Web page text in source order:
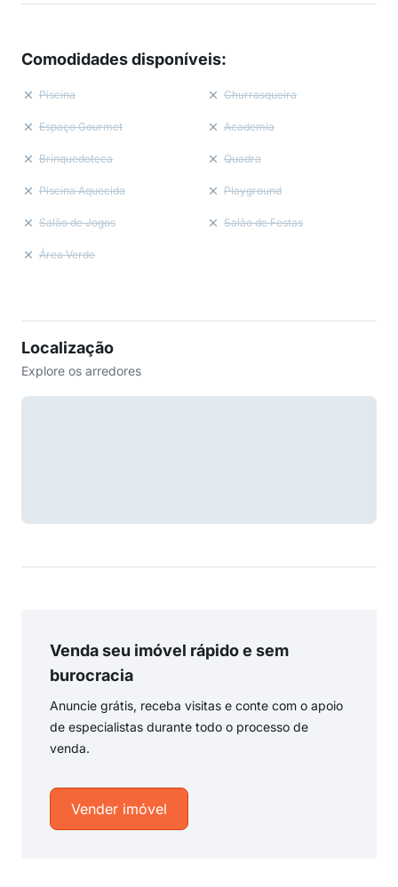
Comodidades disponíveis:
Piscina Churrasqueira
Espaço Gourmet Academia
Brinquedoteca Quadra
Piscina Aquecida Playground
Salão de Jogos Salão de Festas
Área Verde
Localização
Explore os arredores
Venda seu imóvel rápido e sem
burocracia
Anuncie grátis, receba visitas e conte com o apoio
de especialistas durante todo o processo de
venda.
Vender imóvel